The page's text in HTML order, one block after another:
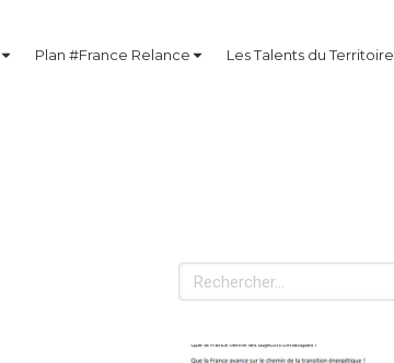
Plan #France Relance Les Talents du Territoire
Rechercher